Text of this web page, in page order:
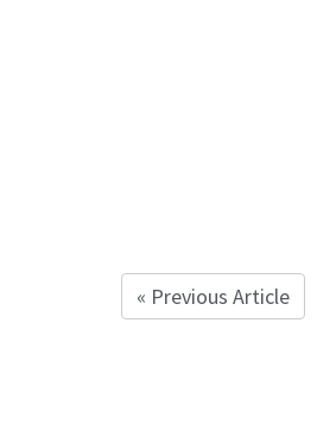
« Previous Article